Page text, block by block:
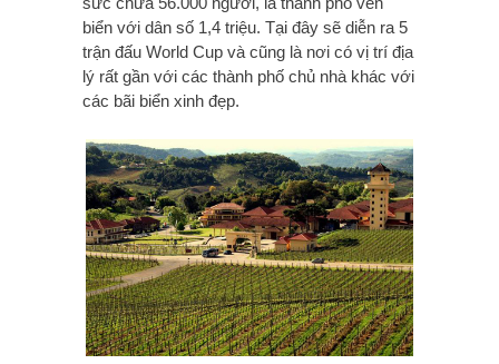
biển với dân số 1,4 triệu. Tại đây sẽ diễn ra 5
trận đấu World Cup và cũng là nơi có vị trí địa
lý rất gần với các thành phố chủ nhà khác với
các bãi biển xinh đẹp.